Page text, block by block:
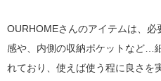
OURHOMEさんのアイテムは、
感や、内側の収納ポケットなど…
れており、使えば使う程に良さを